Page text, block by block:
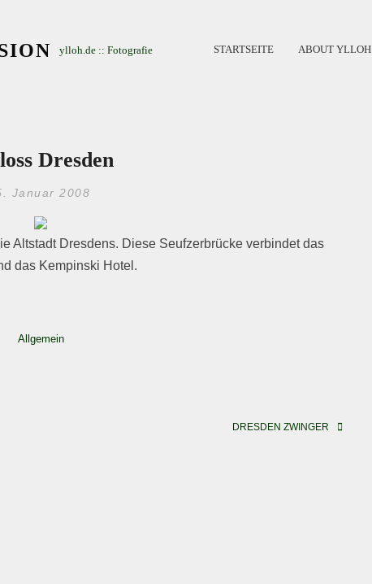
ylloh.de :: Fotografie STARTSEITE ABOUT YLLOH
Dresden
Januar 2008
Altstadt Dresdens. Diese Seufzerbrücke verbindet das
das Kempinski Hotel.
Allgemein
DRESDEN ZWINGER